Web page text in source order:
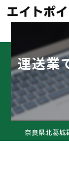
運送業